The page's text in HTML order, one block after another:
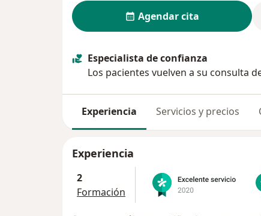
Agendar cita
Especialista de confianza
Los pacientes vuelven a su consulta
Experiencia Servicios y precios
Experiencia
2
Formación